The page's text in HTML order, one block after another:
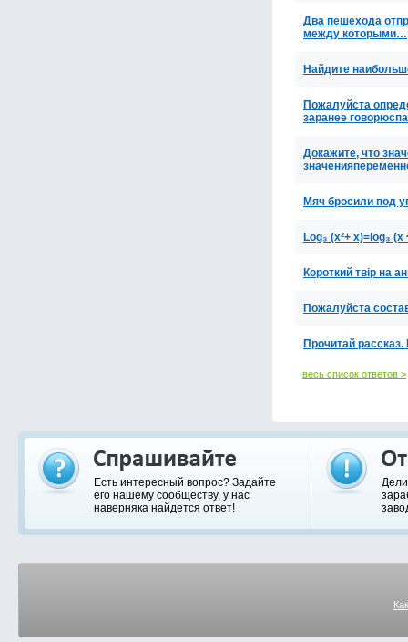
Два пешехода
между которыми…
Найдите
Пожалуйста
заранее
Докажите, что
Мяч бросили под
Log₃ (x²+ х)=log₃ (x
Короткий твір на
Пожалуйста
Прочитай
весь список ответов >
Есть интересный вопрос? Задайте
его нашему сообществу, у нас
наверняка найдется ответ!